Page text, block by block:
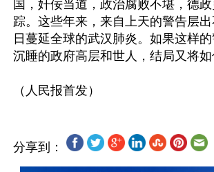
国，奸佞当道，政治腐败不堪，德
踪。这些年来，来自上天的警告层
日蔓延全球的武汉肺炎。如果这样
沉睡的政府高层和世人，结局又将
分享到：